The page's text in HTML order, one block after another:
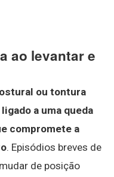
ao levantar e
ou tontura
a uma queda
compromete a
. Episódios breves de
de posição